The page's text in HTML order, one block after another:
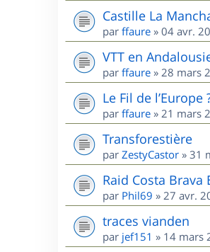
Castille La
par ffaure » 04 avr.
VTT en
par ffaure » 28 mars
Le Fil de l’Europe
par ffaure » 21 mars
Transforestière
par ZestyCastor » 31
Raid Costa Brava
par Phil69 » 27 avr.
traces vianden
par jef151 » 14 mars